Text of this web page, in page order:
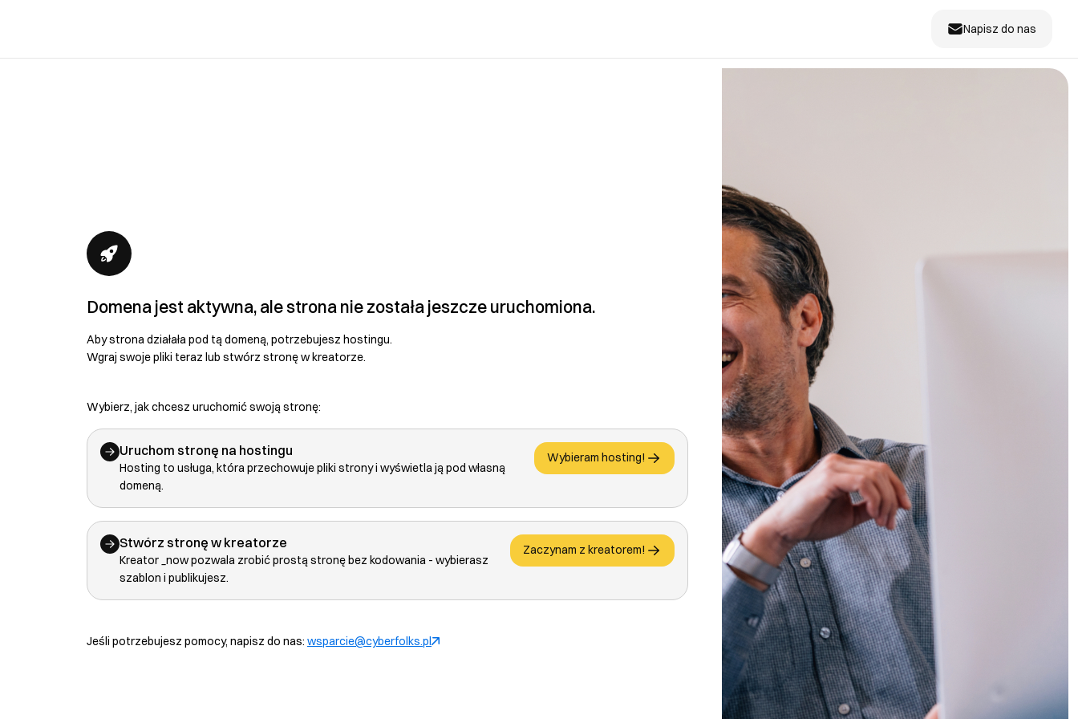
Napisz do nas
Domena jest aktywna, ale strona nie została jeszcze uruchomiona.
Aby strona działała pod tą domeną, potrzebujesz hostingu.
Wgraj swoje pliki teraz lub stwórz stronę w kreatorze.
Wybierz, jak chcesz uruchomić swoją stronę:
Uruchom stronę na hostingu
Hosting to usługa, która przechowuje pliki strony i wyświetla ją pod własną
domeną.
Wybieram hosting!
Stwórz stronę w kreatorze
Kreator _now pozwala zrobić prostą stronę bez kodowania - wybierasz
szablon i publikujesz.
Zaczynam z kreatorem!
Jeśli potrzebujesz pomocy, napisz do nas: wsparcie@cyberfolks.pl